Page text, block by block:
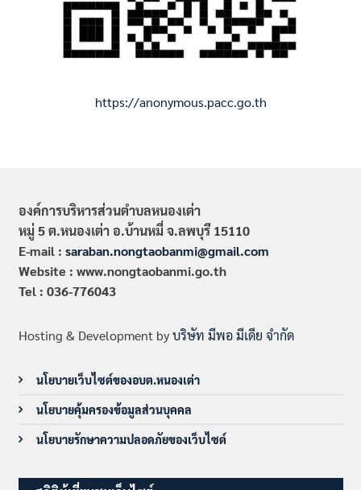
https://anonymous.pacc.go.th
องค์การบริหารส่วนตำบลหนองเต่า
หมู่ 5 ต.หนองเต่า อ.บ้านหมี่ จ.ลพบุรี 15110
E-mail : saraban.nongtaobanmi@gmail.com
Website : www.nongtaobanmi.go.th
Tel : 036-776043
Hosting & Development byบริษัท มีพอ มีเดีย จำกัด
นโยบายเว็บไซต์ของอบต.หนองเต่า
นโยบายคุ้มครองข้อมูลส่วนบุคคล
นโยบายรักษาความปลอดภัยของเว็บไซต์